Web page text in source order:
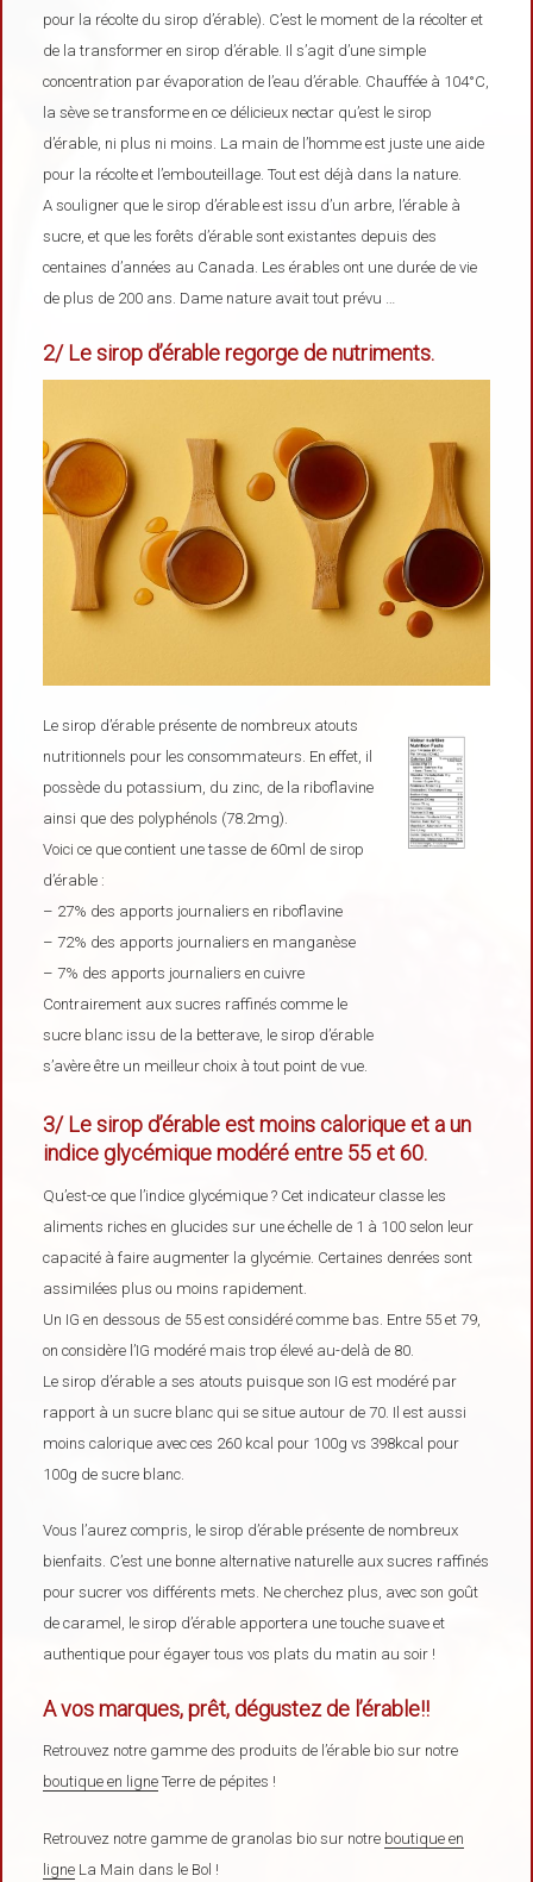
pour la récolte du sirop d’érable). C’est le moment de la récolter et
de la transformer en sirop d’érable. Il s’agit d’une simple
concentration par évaporation de l’eau d’érable. Chauffée à 104°C,
la sève se transforme en ce délicieux nectar qu’est le sirop
d’érable, ni plus ni moins. La main de l’homme est juste une aide
pour la récolte et l’embouteillage. Tout est déjà dans la nature.
A souligner que le sirop d’érable est issu d’un arbre, l’érable à
sucre, et que les forêts d’érable sont existantes depuis des
centaines d’années au Canada. Les érables ont une durée de vie
de plus de 200 ans. Dame nature avait tout prévu …
2/ Le sirop d’érable regorge de nutriments.
Le sirop d’érable présente de nombreux atouts
nutritionnels pour les consommateurs. En effet, il
possède du potassium, du zinc, de la riboflavine
ainsi que des polyphénols (78.2mg).
Voici ce que contient une tasse de 60ml de sirop
d’érable :
– 27% des apports journaliers en riboflavine
– 72% des apports journaliers en manganèse
– 7% des apports journaliers en cuivre
Contrairement aux sucres raffinés comme le
sucre blanc issu de la betterave, le sirop d’érable
s’avère être un meilleur choix à tout point de vue.
3/ Le sirop d’érable est moins calorique et a un
indice glycémique modéré entre 55 et 60.
Qu’est-ce que l’indice glycémique ? Cet indicateur classe les
aliments riches en glucides sur une échelle de 1 à 100 selon leur
capacité à faire augmenter la glycémie. Certaines denrées sont
assimilées plus ou moins rapidement.
Un IG en dessous de 55 est considéré comme bas. Entre 55 et 79,
on considère l’IG modéré mais trop élevé au-delà de 80.
Le sirop d’érable a ses atouts puisque son IG est modéré par
rapport à un sucre blanc qui se situe autour de 70. Il est aussi
moins calorique avec ces 260 kcal pour 100g vs 398kcal pour
100g de sucre blanc.
Vous l’aurez compris, le sirop d’érable présente de nombreux
bienfaits. C’est une bonne alternative naturelle aux sucres raffinés
pour sucrer vos différents mets. Ne cherchez plus, avec son goût
de caramel, le sirop d’érable apportera une touche suave et
authentique pour égayer tous vos plats du matin au soir !
A vos marques, prêt, dégustez de l’érable!!
Retrouvez notre gamme des produits de l’érable bio sur notre
boutique en ligne Terre de pépites !
Retrouvez notre gamme de granolas bio sur notre boutique en
ligne La Main dans le Bol !